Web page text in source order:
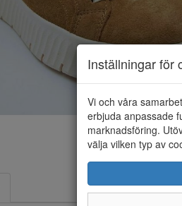
Inställningar för
Vi och våra
erbjuda anpassade
marknadsföring.
välja vilken typ av